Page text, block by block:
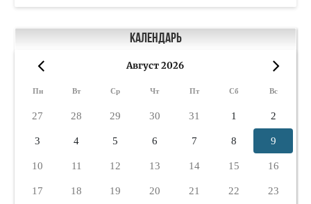
Календарь
Август 2026
Пн Вт Ср Чт Пт Сб Вс
27 28 29 30 31 1 2
3 4 5 6 7 8 9
10 11 12 13 14 15 16
17 18 19 20 21 22 23